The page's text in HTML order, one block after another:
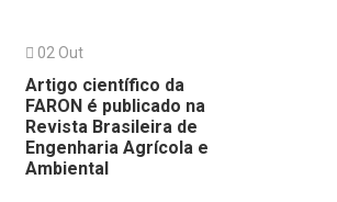
02 Out
Artigo científico da
FARON é publicado na
Revista Brasileira de
Engenharia Agrícola e
Ambiental